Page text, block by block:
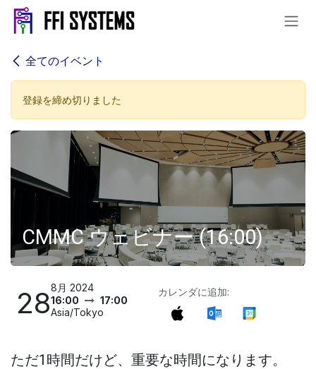
コンテンツへスキップ
全てのイベント
登録を締め切りました
CMMC ウェビナー (16:00)
288月 2024
16:00
17:00
Asia/Tokyo
カレンダに追加:
ただ1時間だけど、重要な時間になります。